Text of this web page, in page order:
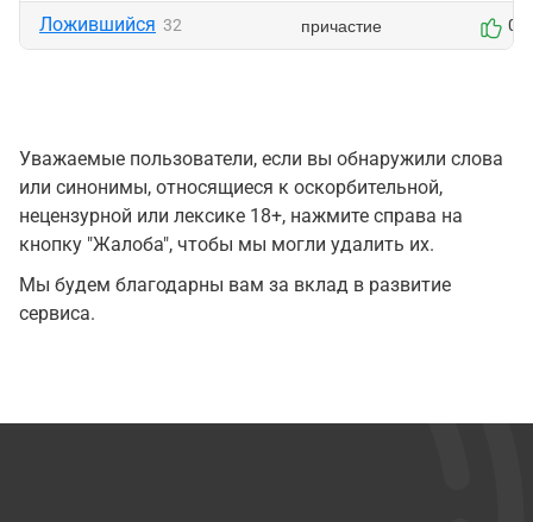
Ложившийся 32 причастие 0
Уважаемые пользователи, если вы обнаружили слова
или синонимы, относящиеся к оскорбительной,
нецензурной или лексике 18+, нажмите справа на
кнопку "Жалоба", чтобы мы могли удалить их.
Мы будем благодарны вам за вклад в развитие
сервиса.